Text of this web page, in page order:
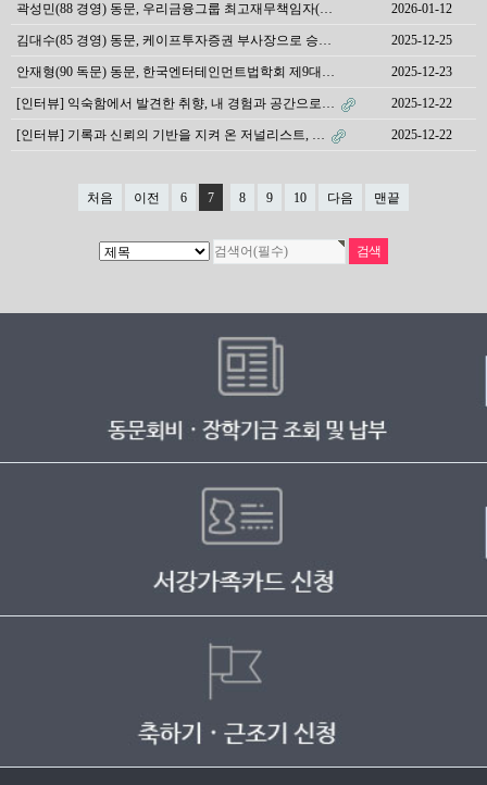
곽성민(88 경영) 동문, 우리금융그룹 최고재무책임자(… 2026-01-12
김대수(85 경영) 동문, 케이프투자증권 부사장으로 승… 2025-12-25
안재형(90 독문) 동문, 한국엔터테인먼트법학회 제9대… 2025-12-23
[인터뷰] 익숙함에서 발견한 취향, 내 경험과 공간으로… 2025-12-22
[인터뷰] 기록과 신뢰의 기반을 지켜 온 저널리스트, … 2025-12-22
처음 이전 6 7 8 9 10 다음 맨끝